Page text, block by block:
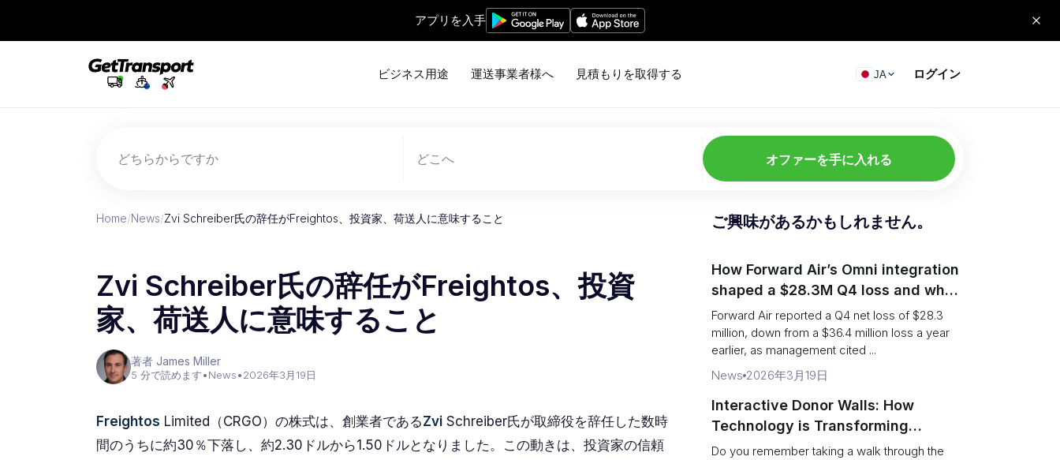
アプリを入手
ビジネス用途 運送事業者様へ 見積もりを取得する JA ログイン
どちらからですか どこへ オファーを手に入れる
Home/News/Zvi Schreiber氏の辞任がFreightos、投資家、荷送人に意味すること
Zvi Schreiber氏の辞任がFreightos、投資
家、荷送人に意味すること
著者 James Miller
5 分で読めます•News•2026年3月19日
Freightos Limited（CRGO）の株式は、創業者であるZvi Schreiber氏が取締役を辞任した数時
間のうちに約30％下落し、約2.30ドルから1.50ドルとなりました。この動きは、投資家の信頼
ご興味があるかもしれません。
How Forward Air’s Omni integration
shaped a $28.3M Q4 loss and what
shippers should watch
Forward Air reported a Q4 net loss of $28.3
million, down from a $36.4 million loss a year
earlier, as management cited ...
News 2026年3月19日
Interactive Donor Walls: How
Technology is Transforming
Campus Philanthropy
Do you remember taking a walk through the